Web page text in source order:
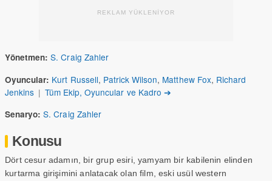
REKLAM YÜKLENİYOR
Yönetmen: S. Craig Zahler
Oyuncular: Kurt Russell, Patrick Wilson, Matthew Fox, Richard
Jenkins | Tüm Ekip, Oyuncular ve Kadro ➔
Senaryo: S. Craig Zahler
Konusu
Dört cesur adamın, bir grup esiri, yamyam bir kabilenin elinden
kurtarma girişimini anlatacak olan film, eski usül western